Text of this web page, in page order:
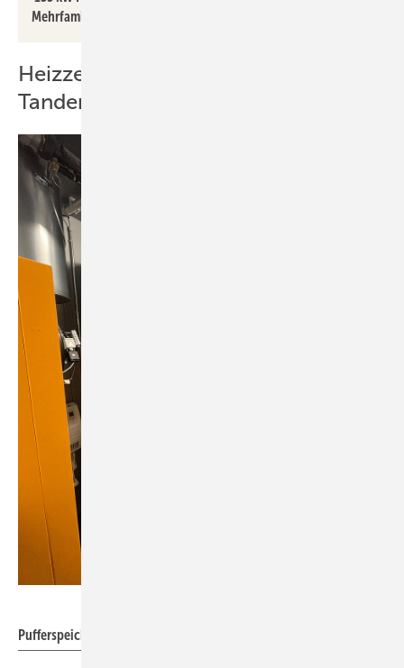
Mehrfamilienhaus.
Heizzentrale mit Hybridsystem im
Tandemanhänger verbaut
Pufferspeicher mit ca. 1500 Liter Volumen.